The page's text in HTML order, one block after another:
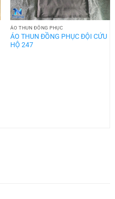
ÁO THUN ĐỒNG PHỤC
ÁO THUN ĐỒNG PHỤC ĐỘI CỨU
HỘ 247